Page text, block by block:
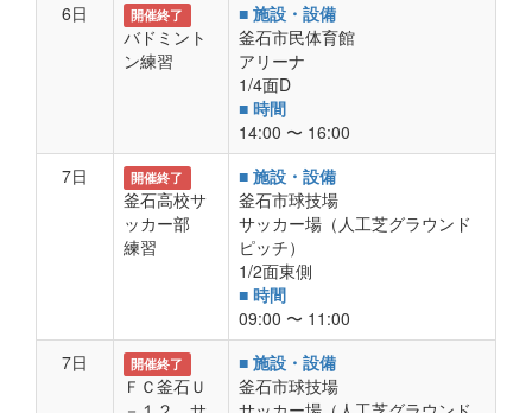
6日
開催終了
バドミント
ン練習
■ 施設・設備
釜石市民体育館
アリーナ
1/4面D
■ 時間
14:00 〜 16:00
7日
開催終了
釜石高校サ
ッカー部
練習
■ 施設・設備
釜石市球技場
サッカー場（人工芝グラウンド
ピッチ）
1/2面東側
■ 時間
09:00 〜 11:00
7日
開催終了
ＦＣ釜石Ｕ
■ 施設・設備
釜石市球技場